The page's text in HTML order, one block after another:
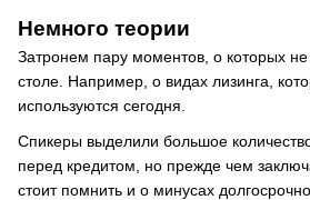
Немного теории
Затронем пару моментов, о которых не
столе. Например, о видах лизинга,
используются сегодня.
Спикеры выделили большое
перед кредитом, но прежде чем
стоит помнить и о минусах